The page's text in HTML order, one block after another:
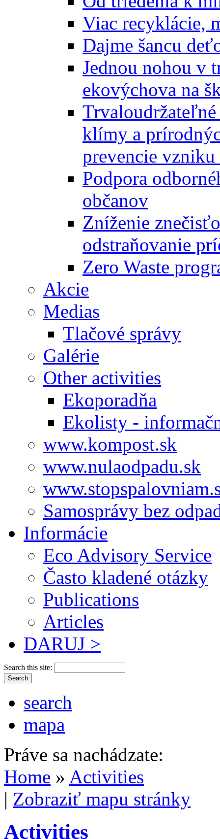
Viac recyklácie,
Dajme šancu
Jednou nohou v
ekovýchova na
klímy a
prevencie vzniku
Podpora
občanov
Zníženie
odstraňovanie
Zero Waste
Akcie
Medias
Tlačové správy
Galérie
Other activities
Ekoporadňa
Ekolisty -
www.kompost.sk
www.nulaodpadu.sk
Samosprávy bez
Informácie
Eco Advisory Service
Často kladené otázky
Publications
Articles
DARUJ >
Search this site:
search
mapa
Práve sa nachádzate:
Home » Activities
| Zobraziť mapu stránky
Activities